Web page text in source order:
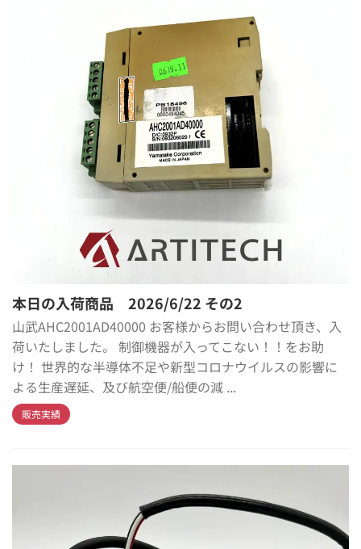
本日の入荷商品 2026/6/22 その2
山武AHC2001AD40000 お客様からお問い合わせ頂き、入
荷いたしました。 制御機器が入ってこない！！をお助
け！ 世界的な半導体不足や新型コロナウイルスの影響に
よる生産遅延、及び航空便/船便の減 ...
販売実績